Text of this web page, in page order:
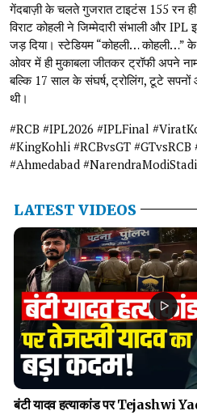
गेंदबाज़ी के चलते गुजरात टाइटंस 155 रन
विराट कोहली ने जिम्मेदारी संभाली और
जड़ दिया। स्टेडियम “कोहली… कोहली…”
ओवर में ही मुकाबला जीतकर ट्रॉफी अपने
बल्कि 17 साल के संघर्ष, ट्रोलिंग, टूटे
थी।
#RCB #IPL2026 #IPLFinal
#KingKohli #RCBvsGT
#Ahmedabad
LATEST VIDEOS
बंटी यादव हत्याकांड पर Tejashwi